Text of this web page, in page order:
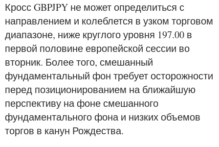
Кросс GBPJPY не может определиться с
направлением и колеблется в узком торговом
диапазоне, ниже круглого уровня 197.00 в
первой половине европейской сессии во
вторник. Более того, смешанный
фундаментальный фон требует осторожности
перед позиционированием на ближайшую
перспективу на фоне смешанного
фундаментального фона и низких объемов
торгов в канун Рождества.